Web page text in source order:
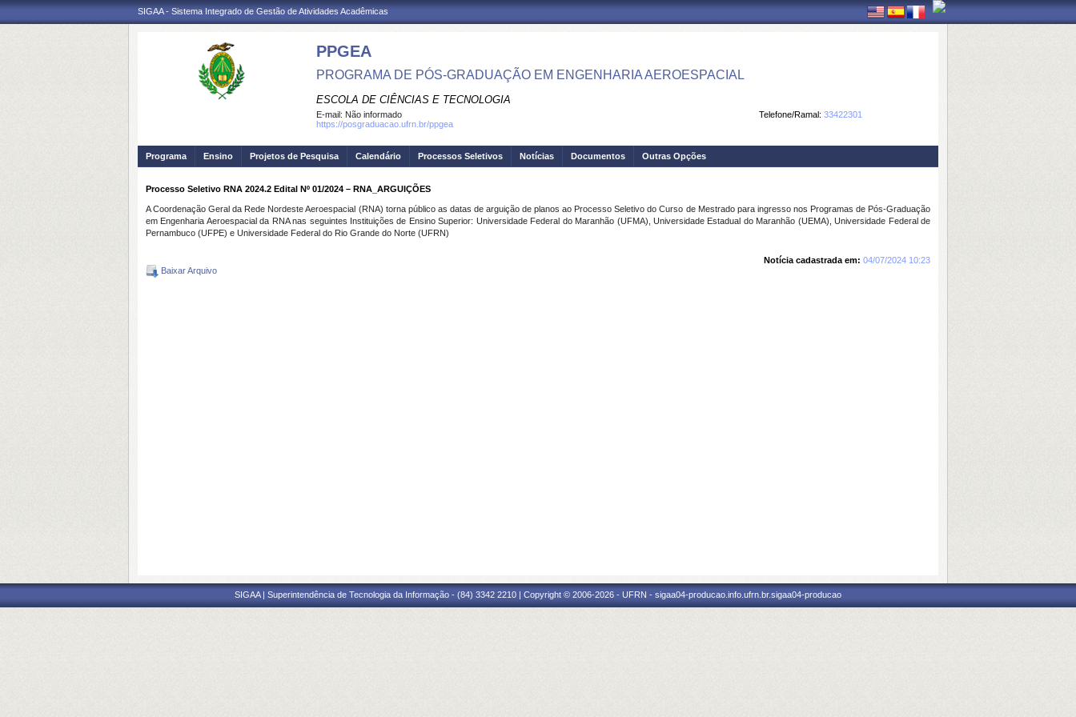
SIGAA - Sistema Integrado de Gestão de Atividades Acadêmicas
PPGEA
PROGRAMA DE PÓS-GRADUAÇÃO EM ENGENHARIA AEROESPACIAL
ESCOLA DE CIÊNCIAS E TECNOLOGIA
Telefone/Ramal: 33422301
E-mail: Não informado
https://posgraduacao.ufrn.br/ppgea
Programa Ensino Projetos de Pesquisa Calendário Processos Seletivos Notícias Documentos Outras Opções
Processo Seletivo RNA 2024.2 Edital Nº 01/2024 – RNA_ARGUIÇÕES
A Coordenação Geral da Rede Nordeste Aeroespacial (RNA) torna público as datas de arguição de planos ao Processo Seletivo do Curso de Mestrado para ingresso nos Programas de Pós-Graduação
em Engenharia Aeroespacial da RNA nas seguintes Instituições de Ensino Superior: Universidade Federal do Maranhão (UFMA), Universidade Estadual do Maranhão (UEMA), Universidade Federal de
Pernambuco (UFPE) e Universidade Federal do Rio Grande do Norte (UFRN)
Notícia cadastrada em: 04/07/2024 10:23
Baixar Arquivo
SIGAA | Superintendência de Tecnologia da Informação - (84) 3342 2210 | Copyright © 2006-2026 - UFRN - sigaa04-producao.info.ufrn.br.sigaa04-producao